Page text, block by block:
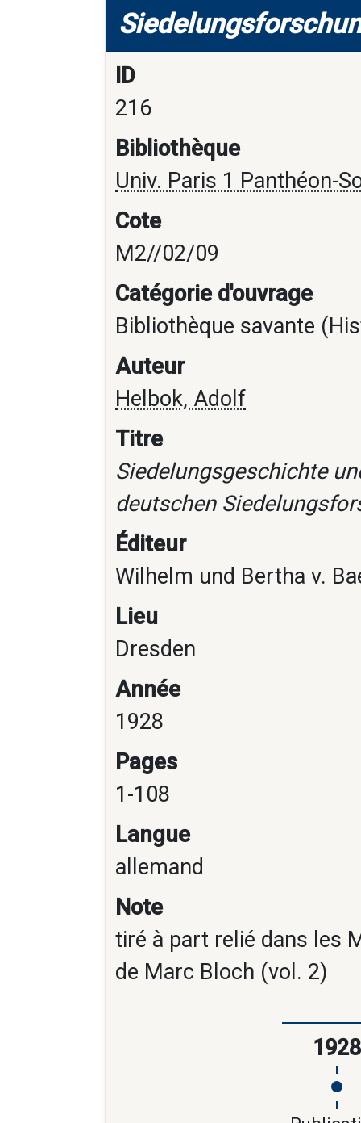
ID
216
Bibliothèque
Univ. Paris 1 Panthéon-
Cote
M2//02/09
Catégorie d'ouvrage
Bibliothèque savante
Auteur
Helbok, Adolf
Titre
Siedelungsgeschichte
deutschen
Éditeur
Wilhelm und Bertha v.
Lieu
Dresden
Année
1928
Pages
1-108
Langue
allemand
Note
tiré à part relié dans les
de Marc Bloch (vol. 2)
1928